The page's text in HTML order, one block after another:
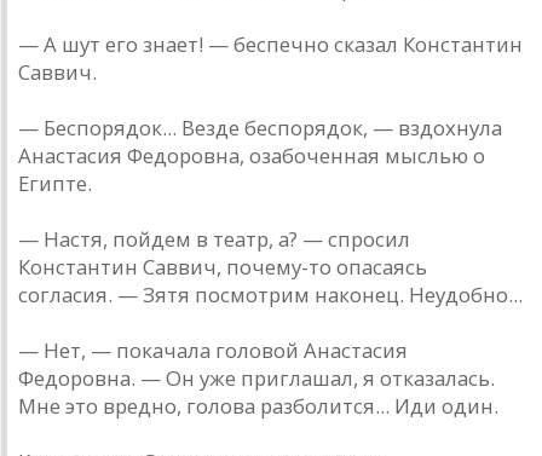
— А шут его знает! — беспечно сказал Константин
Саввич.
— Беспорядок... Везде беспорядок, — вздохнула
Анастасия Федоровна, озабоченная мыслью о
Египте.
— Настя, пойдем в театр, а? — спросил
Константин Саввич, почему-то опасаясь
согласия. — Зятя посмотрим наконец. Неудобно...
— Нет, — покачала головой Анастасия
Федоровна. — Он уже приглашал, я отказалась.
Мне это вредно, голова разболится... Иди один.